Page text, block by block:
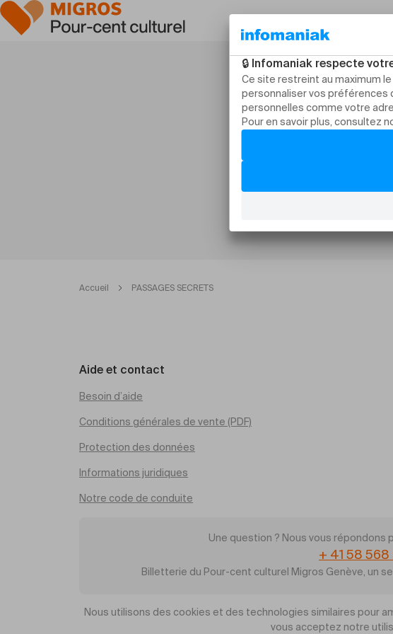
Accueil PASSAGES SECRETS
Aide et contact
Besoin d’aide
Conditions générales de vente (PDF)
Protection des données
Informations juridiques
Notre code de conduite
Une question ? Nous vous répondons
+ 41 58 568
Billetterie du Pour-cent culturel Migros Genève, un
Nous utilisons des cookies et des technologies similaires pour
vous acceptez notre